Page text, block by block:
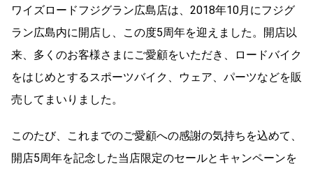
ワイズロードフジグラン広島店は、2018年10月にフジグ
ラン広島内に開店し、この度5周年を迎えました。開店以
来、多くのお客様さまにご愛顧をいただき、ロードバイク
をはじめとするスポーツバイク、ウェア、パーツなどを販
売してまいりました。
このたび、これまでのご愛顧への感謝の気持ちを込めて、
開店5周年を記念した当店限定のセールとキャンペーンを